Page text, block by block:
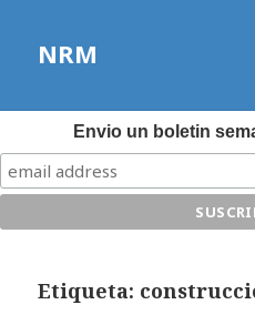
NRM
Envio un boletin
Etiqueta: